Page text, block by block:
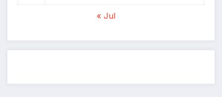
« Jul